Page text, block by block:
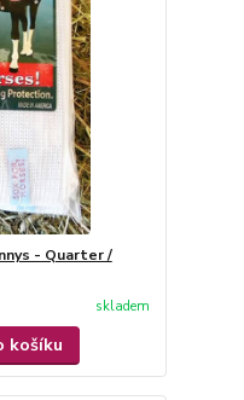
- Quarter /
skladem
košíku